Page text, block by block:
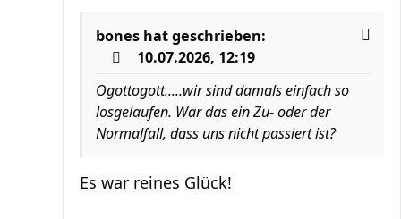
bones hat geschrieben:
10.07.2026, 12:19
Ogottogott.....wir sind damals einfach so
losgelaufen. War das ein Zu- oder der
Normalfall, dass uns nicht passiert ist?
Es war reines Glück!